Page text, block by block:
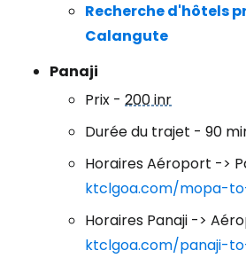
Recherche d'hôtels
Calangute
Panaji
Prix - 200 inr
Durée du trajet - 90
Horaires Aéroport ->
ktclgoa.com/mopa-
Horaires Panaji ->
ktclgoa.com/panaji-